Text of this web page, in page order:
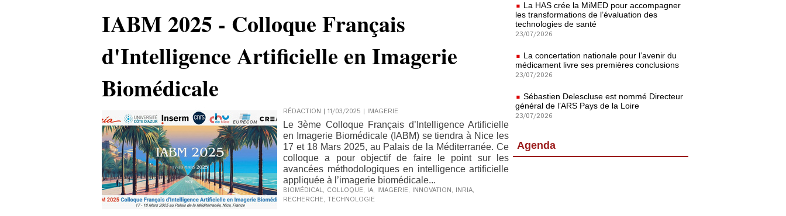
IABM 2025 - Colloque Français
d'Intelligence Artificielle en Imagerie
Biomédicale
RÉDACTION | 11/03/2025 | IMAGERIE
Le 3ème Colloque Français d’Intelligence Artificielle
en Imagerie Biomédicale (IABM) se tiendra à Nice les
17 et 18 Mars 2025, au Palais de la Méditerranée. Ce
colloque a pour objectif de faire le point sur les
avancées méthodologiques en intelligence artificielle
appliquée à l’imagerie biomédicale...
BIOMÉDICAL, COLLOQUE, IA, IMAGERIE, INNOVATION, INRIA,
RECHERCHE, TECHNOLOGIE
La HAS crée la MiMED pour accompagner
les transformations de l’évaluation des
technologies de santé
23/07/2026
La concertation nationale pour l’avenir du
médicament livre ses premières conclusions
23/07/2026
Sébastien Delescluse est nommé Directeur
général de l’ARS Pays de la Loire
23/07/2026
Agenda